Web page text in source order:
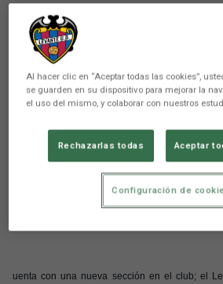
Aún no hay reacciones. ¡Sé el primero!
uenta con una nueva sección en el club; el
Al hacer clic en “Aceptar todas las cookies”,
se guarden en su dispositivo para mejorar la
el uso del mismo, y colaborar con nuestros
Rechazarlas todas Aceptar
Configuración de